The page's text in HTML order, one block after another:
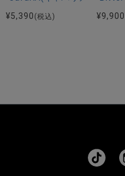
¥5,390 (税込)
¥9,900